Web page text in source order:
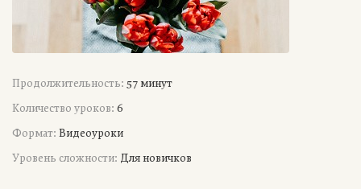
Продолжительность: 57 минут
Количество уроков: 6
Формат: Видеоуроки
Уровень сложности: Для новичков